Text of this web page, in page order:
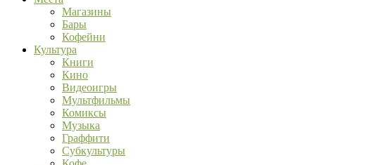
Магазины
Бары
Кофейни
Культура
Книги
Кино
Видеоигры
Мультфильмы
Комиксы
Музыка
Граффити
Субкультуры